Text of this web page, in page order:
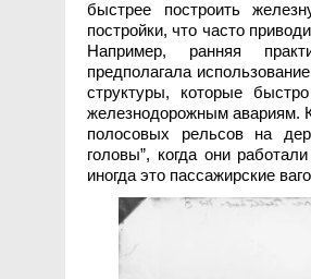
быстрее построить
постройки, что часто
Например, ранняя
предполагала
структуры, которые
железнодорожным авариям.
полосовых рельсов на
головы”, когда они
иногда это пассажирские